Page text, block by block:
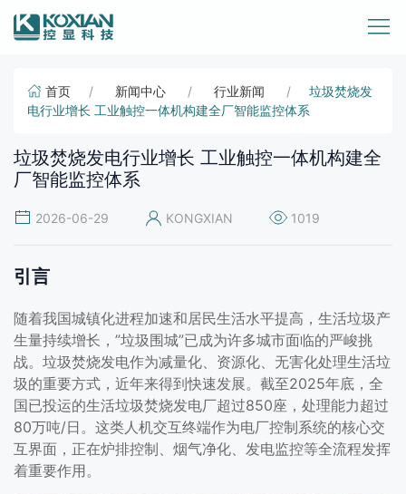
首页 新闻中心 行业新闻
垃圾焚烧发
电行业增长 工业触控一体机构建全厂智能监控体系
垃圾焚烧发电行业增长 工业触控一体机构建全
厂智能监控体系
2026-06-29 KONGXIAN 1019
引言
随着我国城镇化进程加速和居民生活水平提高，生活垃圾产
生量持续增长，”垃圾围城”已成为许多城市面临的严峻挑
战。垃圾焚烧发电作为减量化、资源化、无害化处理生活垃
圾的重要方式，近年来得到快速发展。截至2025年底，全
国已投运的生活垃圾焚烧发电厂超过850座，处理能力超过
80万吨/日。这类人机交互终端作为电厂控制系统的核心交
互界面，正在炉排控制、烟气净化、发电监控等全流程发挥
着重要作用。